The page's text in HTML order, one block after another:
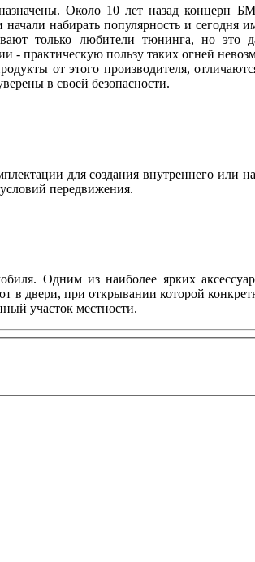
Около 10 лет назад концерн
набирать популярность и
только любители тюнинга, но это
пользу таких огней
от этого производителя,
в своей безопасности.
для создания внутреннего или
передвижения.
Одним из наиболее ярких
двери, при открывании которой
участок местности.